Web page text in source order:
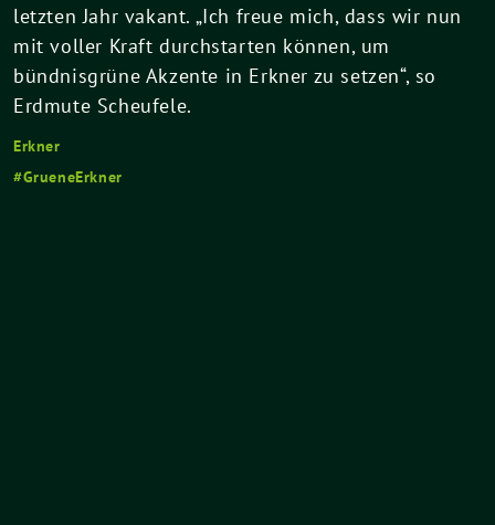
letzten Jahr vakant. „Ich freue mich, dass wir nun
mit voller Kraft durchstarten können, um
bündnisgrüne Akzente in Erkner zu setzen“, so
Erdmute Scheufele.
Erkner
GrueneErkner